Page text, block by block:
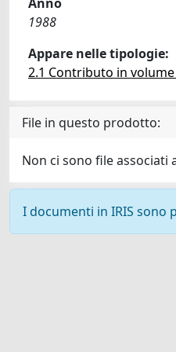
1988
Appare nelle tipologie:
2.1 Contributo in
File in questo prodotto:
Non ci sono file associati
I documenti in IRIS